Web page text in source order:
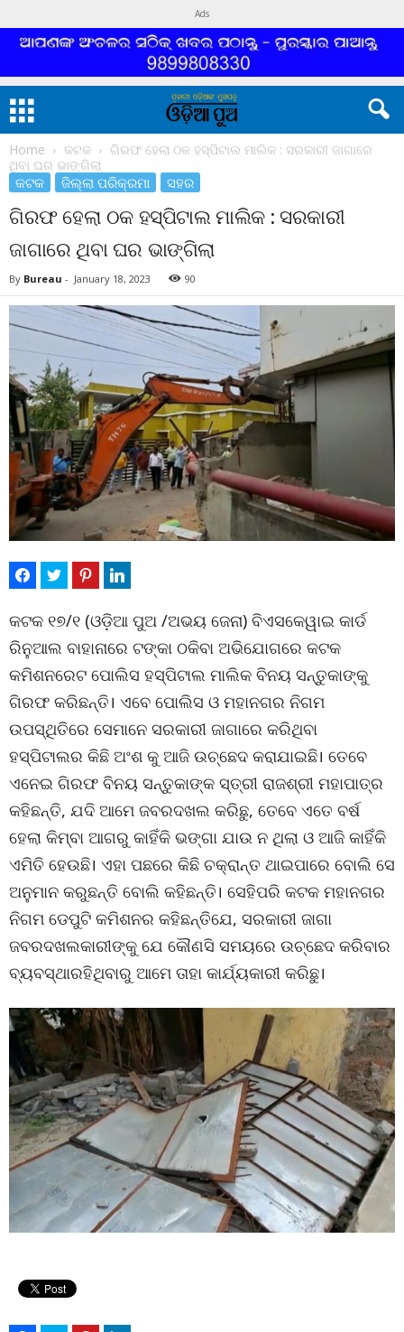
Ads
Home କଟକ
ଗିରଫ ହେଲା ଠକ ହସ୍ପିଟାଲ ମାଲିକ : ସରକାରୀ ଜାଗାରେ
ଥିବା ଘର ଭାଙ୍ଗିଲା
କଟକ ଜିଲ୍ଲା ପରିକ୍ରମା ସହର
ଗିରଫ ହେଲା ଠକ ହସ୍ପିଟାଲ ମାଲିକ : ସରକାରୀ
ଜାଗାରେ ଥିବା ଘର ଭାଙ୍ଗିଲା
By Bureau - January 18, 2023 90
କଟକ ୧୭/୧ (ଓଡ଼ିଆ ପୁଅ /ଅଭୟ ଜେନା) ବିଏସକେୱାଇ କାର୍ଡ
ରିନୁଆଲ ବାହାନାରେ ଟଙ୍କା ଠକିବା ଅଭିଯୋଗରେ କଟକ
କମିଶନରେଟ ପୋଲିସ ହସ୍ପିଟାଲ ମାଲିକ ବିନୟ ସନ୍ତୁକାଙ୍କୁ
ଗିରଫ କରିଛନ୍ତି। ଏବେ ପୋଲିସ ଓ ମହାନଗର ନିଗମ
ଉପସ୍ଥିତିରେ ସେମାନେ ସରକାରୀ ଜାଗାରେ କରିଥିବା
ହସ୍ପିଟାଲର କିଛି ଅଂଶ କୁ ଆଜି ଉଚ୍ଛେଦ କରାଯାଇଛି। ତେବେ
ଏନେଇ ଗିରଫ ବିନୟ ସନ୍ତୁକାଙ୍କ ସ୍ତ୍ରୀ ରାଜଶ୍ରୀ ମହାପାତ୍ର
କହିଛନ୍ତି, ଯଦି ଆମେ ଜବରଦଖଲ କରିଛୁ, ତେବେ ଏତେ ବର୍ଷ
ହେଲା କିମ୍ବା ଆଗରୁ କାହିଁକି ଭଙ୍ଗା ଯାଉ ନ ଥିଲା ଓ ଆଜି କାହିଁକି
ଏମିତି ହେଉଛି। ଏହା ପଛରେ କିଛି ଚକ୍ରାନ୍ତ ଥାଇପାରେ ବୋଲି ସେ
ଅନୁମାନ କରୁଛନ୍ତି ବୋଲି କହିଛନ୍ତି। ସେହିପରି କଟକ ମହାନଗର
ନିଗମ ଡେପୁଟି କମିଶନର କହିଛନ୍ତିଯେ, ସରକାରୀ ଜାଗା
ଜବରଦଖଲକାରୀଙ୍କୁ ଯେ କୌଣସି ସମୟରେ ଉଚ୍ଛେଦ କରିବାର
ବ୍ୟବସ୍ଥାରହିଥିବାରୁ ଆମେ ତାହା କାର୍ଯ୍ୟକାରୀ କରିଛୁ।